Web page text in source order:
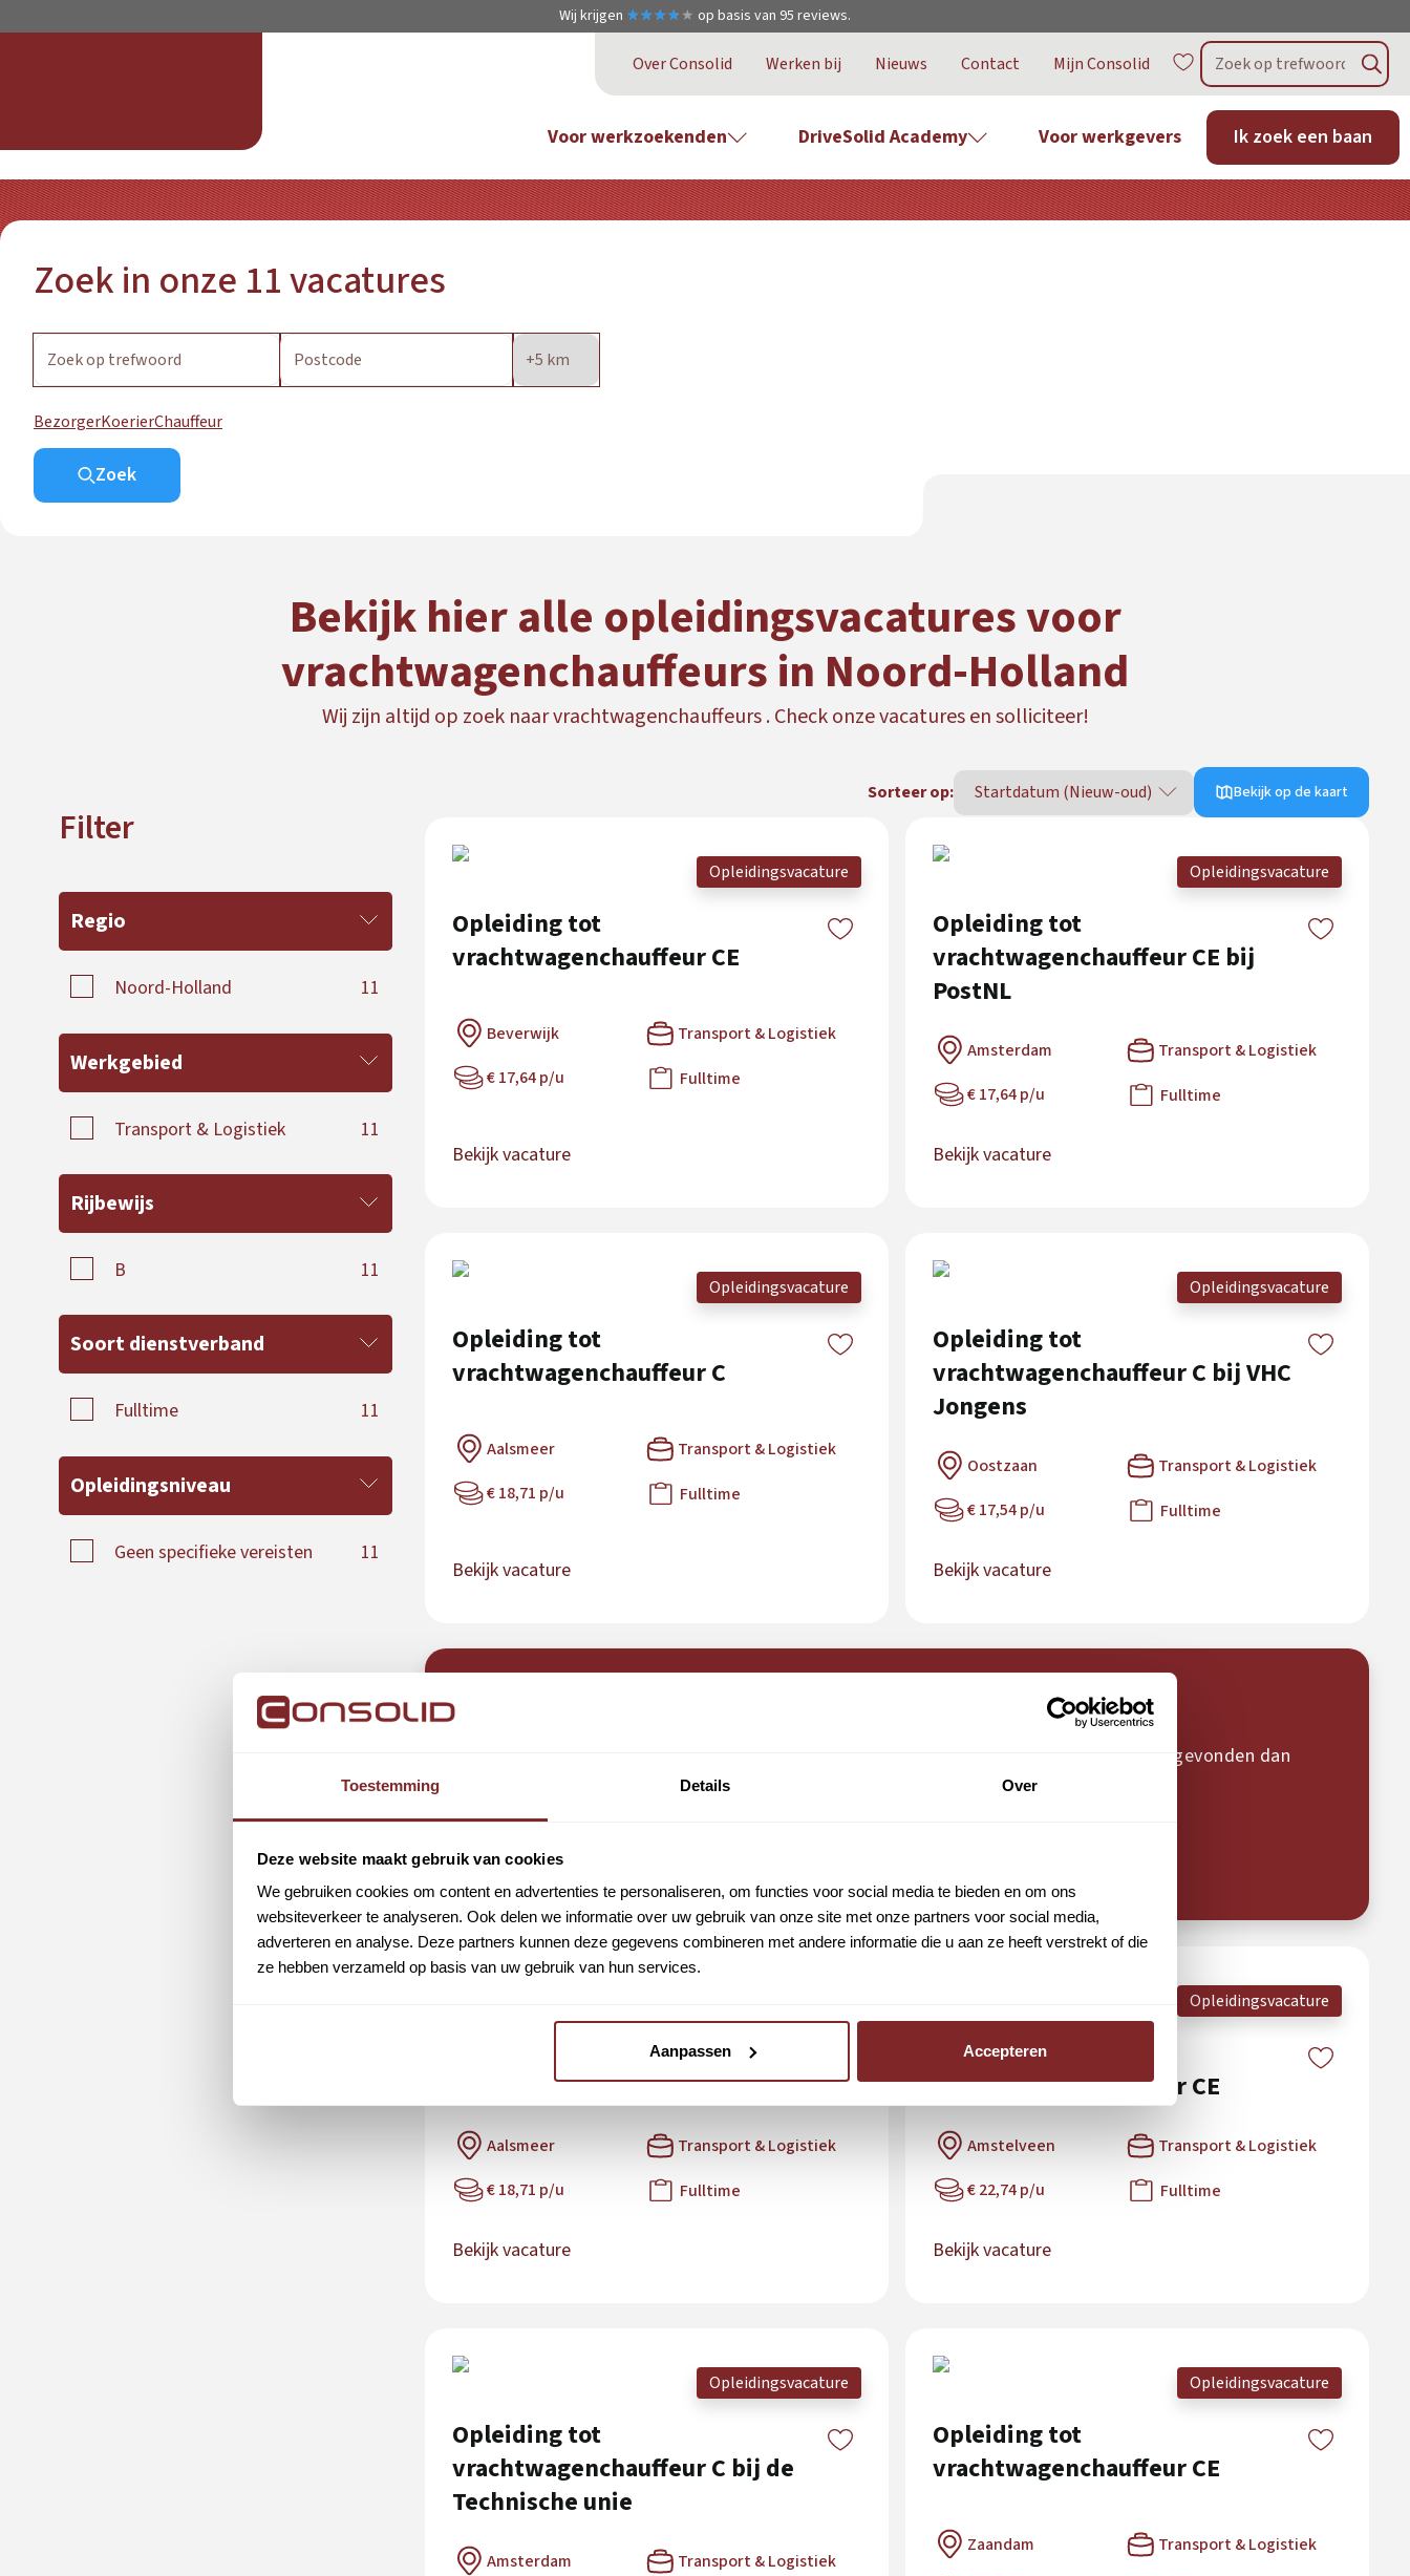
Toestemming Details Over
Deze website maakt gebruik van cookies
We gebruiken cookies om content en advertenties te personaliseren, om functies voor social media te bieden en om ons
websiteverkeer te analyseren. Ook delen we informatie over uw gebruik van onze site met onze partners voor social media,
adverteren en analyse. Deze partners kunnen deze gegevens combineren met andere informatie die u aan ze heeft verstrekt of die
ze hebben verzameld op basis van uw gebruik van hun services.
Aanpassen Accepteren
Wij krijgen ★
★★
★★
★★
★ ★
★ op basis van 95 reviews.
Over Consolid Werken bij Nieuws Contact Mijn Consolid
Voor werkzoekenden DriveSolid Academy Voor werkgevers Ik zoek een baan
Zoek in onze 11vacatures
BezorgerKoerierChauffeur
Zoek
Bekijk hier alle opleidingsvacatures voor
vrachtwagenchauffeurs in Noord-Holland
Wij zijn altijd op zoek naar vrachtwagenchauffeurs . Check onze vacatures en solliciteer!
Filter
Regio
Noord-Holland 11
Werkgebied
Transport & Logistiek 11
Rijbewijs
B 11
Soort dienstverband
Fulltime 11
Opleidingsniveau
Geen specifieke vereisten 11
Sorteer op: Bekijk op de kaart
Opleidingsvacature
Opleiding tot
vrachtwagenchauffeur CE
Beverwijk
Transport & Logistiek
€ 17,64 p/u
Fulltime
Bekijk vacature
Opleidingsvacature
Opleiding tot
vrachtwagenchauffeur CE bij
PostNL
Amsterdam
Transport & Logistiek
€ 17,64 p/u
Fulltime
Bekijk vacature
Opleidingsvacature
Opleiding tot
vrachtwagenchauffeur C
Aalsmeer
Transport & Logistiek
€ 18,71 p/u
Fulltime
Bekijk vacature
Opleidingsvacature
Opleiding tot
vrachtwagenchauffeur C bij VHC
Jongens
Oostzaan
Transport & Logistiek
€ 17,54 p/u
Fulltime
Bekijk vacature
vrachtwagenchauffeur CE
Aalsmeer
Transport & Logistiek
€ 18,71 p/u
Fulltime
Bekijk vacature
Opleidingsvacature
Opleiding tot
vrachtwagenchauffeur CE
Amstelveen
Transport & Logistiek
€ 22,74 p/u
Fulltime
Bekijk vacature
Opleidingsvacature
Opleiding tot
vrachtwagenchauffeur C bij de
Technische unie
Amsterdam
Transport & Logistiek
Opleidingsvacature
Opleiding tot
vrachtwagenchauffeur CE
Zaandam
Transport & Logistiek
Niet de baan die je zoekt?
Laat je gegevens achter via onze open inschrijving. Zodra we jouw droombaan hebben gevonden dan
Open sollicitatie